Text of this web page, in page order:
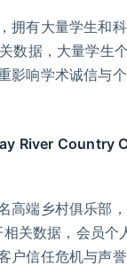
拥有大量学生和
数据，大量学生
影响学术诚信与
River Country
高端乡村俱乐部
关数据，会员个
户信任危机与声